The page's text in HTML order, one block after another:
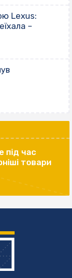
Lexus:
–
під час
товари